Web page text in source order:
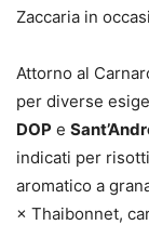
Zaccaria in
Attorno al
per diverse
DOP e
indicati per
aromatico a
× Thaibonnet,